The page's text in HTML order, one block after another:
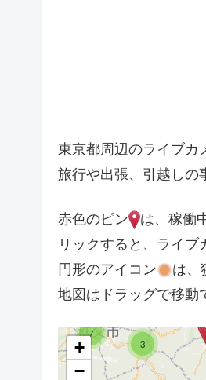
東京都周辺のライブカ
旅行や出張、引越しの
赤色のピン は、稼働
リックすると、ライブ
円形のアイコン
は、
地図はドラッグで移動
3
3
3
2
12
7
+
−